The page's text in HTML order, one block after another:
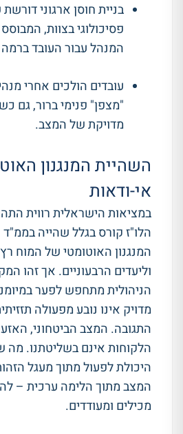
בניית חוסן ארגוני
פסיכולוגי בצוות,
המנהל עבור העובד
עובדים הולכים אחרי
"מצפן" פנימי ברור, גם
מדויקת של המצב.
השהיית המנגנון
אי-ודאות
במציאות הישראלית רווית
המנגנון האוטומטי של המוח
וליעדים הרבעוניים. אך זהו
הניהולית מתחפש לפער
מדויק אינו נובע מפעולה
התגובה. המצב הביטחוני,
הלקוחות אינם בשליטתנו. מה
היכולת לפעול מתוך מעגל
המצב מתוך הלימה ערכית –
מכילים ומעודדים.